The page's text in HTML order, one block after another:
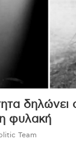
δηλώνει
φυλακή
Team